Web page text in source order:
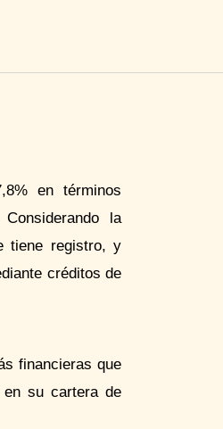
en términos
la
tiene registro, y
créditos de
financieras que
su cartera de